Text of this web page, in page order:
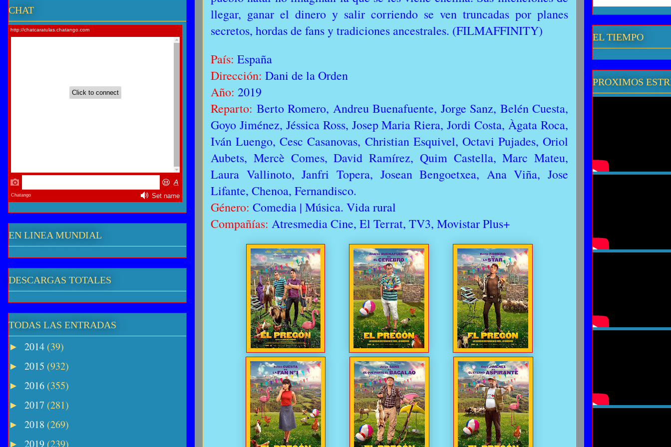
llegar, ganar el dinero y salir corriendo se ven truncadas por planes
secretos, hordas de fans y tradiciones ancestrales. (FILMAFFINITY)
País: España
Dirección: Dani de la Orden
Año: 2019
Reparto: Berto Romero, Andreu Buenafuente, Jorge Sanz, Belén Cuesta,
Goyo Jiménez, Jéssica Ross, Josep Maria Riera, Jordi Costa, Àgata Roca,
Iván Luengo, Cesc Casanovas, Christian Esquivel, Octavi Pujades, Oriol
Aubets, Mercè Comes, David Ramírez, Quim Castella, Marc Mateu,
Laura Vallinoto, Janfri Topera, Josean Bengoetxea, Ana Viña, Jose
Lifante, Chenoa, Fernandisco.
Género: Comedia | Música. Vida rural
Compañías: Atresmedia Cine, El Terrat, TV3, Movistar Plus+
CHAT
EN LINEA MUNDIAL
DESCARGAS TOTALES
TODAS LAS ENTRADAS
► 2014 (39)
► 2015 (932)
► 2016 (355)
► 2017 (281)
► 2018 (269)
► 2019 (239)
EL TIEMPO
PROXIMOS